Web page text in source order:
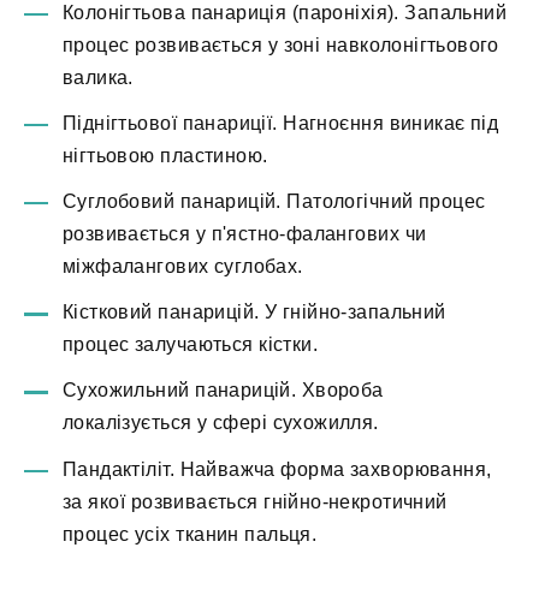
Колонігтьова панариція (пароніхія). Запальний
процес розвивається у зоні навколонігтьового
валика.
Піднігтьової панариції. Нагноєння виникає під
нігтьовою пластиною.
Суглобовий панарицій. Патологічний процес
розвивається у п'ястно-фалангових чи
міжфалангових суглобах.
Кістковий панарицій. У гнійно-запальний
процес залучаються кістки.
Сухожильний панарицій. Хвороба
локалізується у сфері сухожилля.
Пандактіліт. Найважча форма захворювання,
за якої розвивається гнійно-некротичний
процес усіх тканин пальця.